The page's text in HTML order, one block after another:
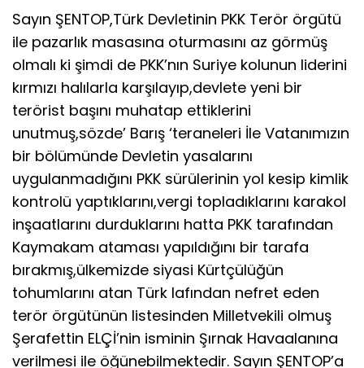
Sayın ŞENTOP,Türk Devletinin PKK Terör örgütü
ile pazarlık masasına oturmasını az görmüş
olmalı ki şimdi de PKK’nın Suriye kolunun liderini
kırmızı halılarla karşılayıp,devlete yeni bir
terörist başını muhatap ettiklerini
unutmuş,sözde’ Barış ‘teraneleri İle Vatanımızın
bir bölümünde Devletin yasalarını
uygulanmadığını PKK sürülerinin yol kesip kimlik
kontrolü yaptıklarını,vergi topladıklarını karakol
inşaatlarını durduklarını hatta PKK tarafından
Kaymakam ataması yapıldığını bir tarafa
bırakmış,ülkemizde siyasi Kürtçülüğün
tohumlarını atan Türk lafından nefret eden
terör örgütünün listesinden Milletvekili olmuş
Şerafettin ELÇİ’nin isminin Şırnak Havaalanına
verilmesi ile öğünebilmektedir. Sayın ŞENTOP’a